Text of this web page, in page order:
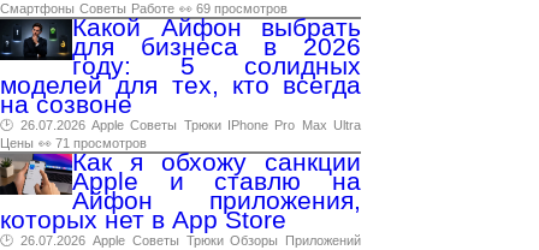
Смартфоны Советы Работе 👀 69 просмотров
Какой Айфон выбрать
для бизнеса в 2026
году: 5 солидных
моделей для тех, кто всегда
на созвоне
🕑 26.07.2026 Apple Советы Трюки IPhone Pro Max Ultra
Цены 👀 71 просмотров
Как я обхожу санкции
Apple и ставлю на
Айфон приложения,
которых нет в App Store
🕑 26.07.2026 Apple Советы Трюки Обзоры
Приложений